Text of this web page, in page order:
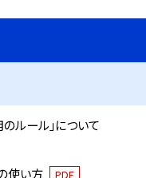
ルール」について
使い方 PDF